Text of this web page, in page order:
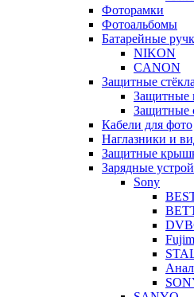
Фоторамки
Фотоальбомы
Батарейные
NIKON
CANON
Защитные
Защитные
Защитные
Кабели для фото
Наглазники и
Защитные
Зарядные
Sony